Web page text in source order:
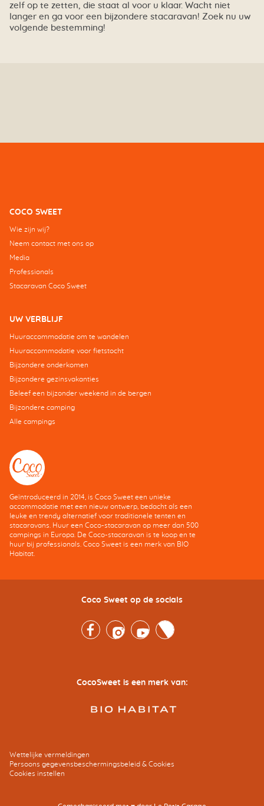
zelf op te zetten, die staat al voor u klaar. Wacht niet
langer en ga voor een bijzondere stacaravan! Zoek nu uw
volgende bestemming!
COCO SWEET
Wie zijn wij?
Neem contact met ons op
Media
Professionals
Stacaravan Coco Sweet
UW VERBLIJF
Huuraccommodatie om te wandelen
Huuraccommodatie voor fietstocht
Bijzondere onderkomen
Bijzondere gezinsvakanties
Beleef een bijzonder weekend in de bergen
Bijzondere camping
Alle campings
Geïntroduceerd in 2014, is Coco Sweet een unieke
accommodatie met een nieuw ontwerp, bedacht als een
leuke en trendy alternatief voor traditionele tenten en
stacaravans. Huur een Coco-stacaravan op meer dan 500
campings in Europa. De Coco-stacaravan is te koop en te
huur bij professionals. Coco Sweet is een merk van BIO
Habitat.
Coco Sweet op de socials
FacebookInstagramYoutubeTwitter
CocoSweet is een merk van:
Wettelijke vermeldingen
Persoons gegevensbeschermingsbeleid & Cookies
Cookies instellen